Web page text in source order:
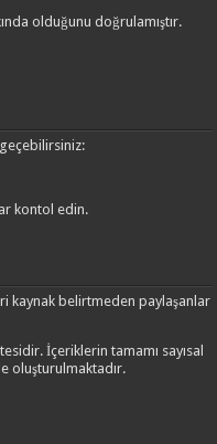
olduğunu doğrulamıştır.
kontol edin.
kaynak belirtmeden paylaşanlar
İçeriklerin tamamı sayısal
oluşturulmaktadır.